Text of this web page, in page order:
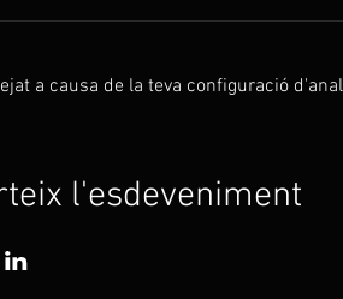
a causa de la teva configuració
l'esdeveniment